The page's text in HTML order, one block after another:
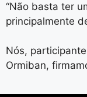
“Não basta ter
principalmente
Nós,
Ormiban,